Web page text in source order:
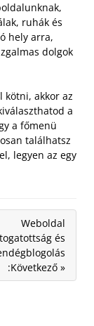
ruhák és
hely arra,
dolgok
kötni, akkor az
a
a főmenü
találhatsz
legyen az egy
Weboldal
és
:Következő »